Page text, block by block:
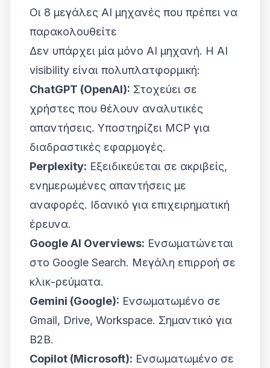
Οι 8 μεγάλες AI μηχανές που πρέπει να
παρακολουθείτε
Δεν υπάρχει μία μόνο AI μηχανή. Η AI
visibility είναι πολυπλατφορμική:
ChatGPT (OpenAI): Στοχεύει σε
χρήστες που θέλουν αναλυτικές
απαντήσεις. Υποστηρίζει MCP για
διαδραστικές εφαρμογές.
Perplexity: Εξειδικεύεται σε ακριβείς,
ενημερωμένες απαντήσεις με
αναφορές. Ιδανικό για επιχειρηματική
έρευνα.
Google AI Overviews: Ενσωματώνεται
στο Google Search. Μεγάλη επιρροή σε
κλικ-ρεύματα.
Gemini (Google): Ενσωματωμένο σε
Gmail, Drive, Workspace. Σημαντικό για
B2B.
Copilot (Microsoft): Ενσωματωμένο σε